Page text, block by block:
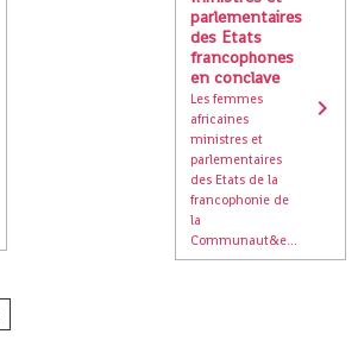
parlementaires
des Etats
francophones
en conclave
Les femmes
africaines
ministres et
parlementaires
des Etats de la
francophonie de
la
Communaut&e...